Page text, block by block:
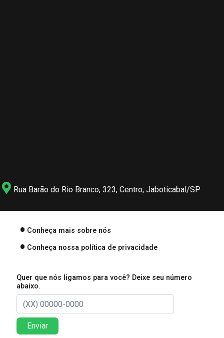
Rua Barão do Rio Branco, 323, Centro, Jaboticabal/SP
Conheça mais sobre nós
Conheça nossa política de privacidade
Quer que nós ligamos para você? Deixe seu número
abaixo.
Enviar